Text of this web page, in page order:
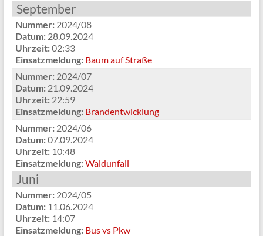
September
Nummer:2024/08
Datum:28.09.2024
Uhrzeit:02:33
Einsatzmeldung: Baum auf Straße
Nummer:2024/07
Datum:21.09.2024
Uhrzeit:22:59
Einsatzmeldung: Brandentwicklung
Nummer:2024/06
Datum:07.09.2024
Uhrzeit:10:48
Einsatzmeldung:Waldunfall
Juni
Nummer:2024/05
Datum:11.06.2024
Uhrzeit:14:07
Einsatzmeldung: Bus vs Pkw